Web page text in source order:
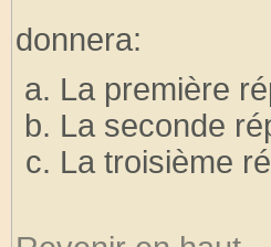
donnera:
La première
La seconde
La troisième